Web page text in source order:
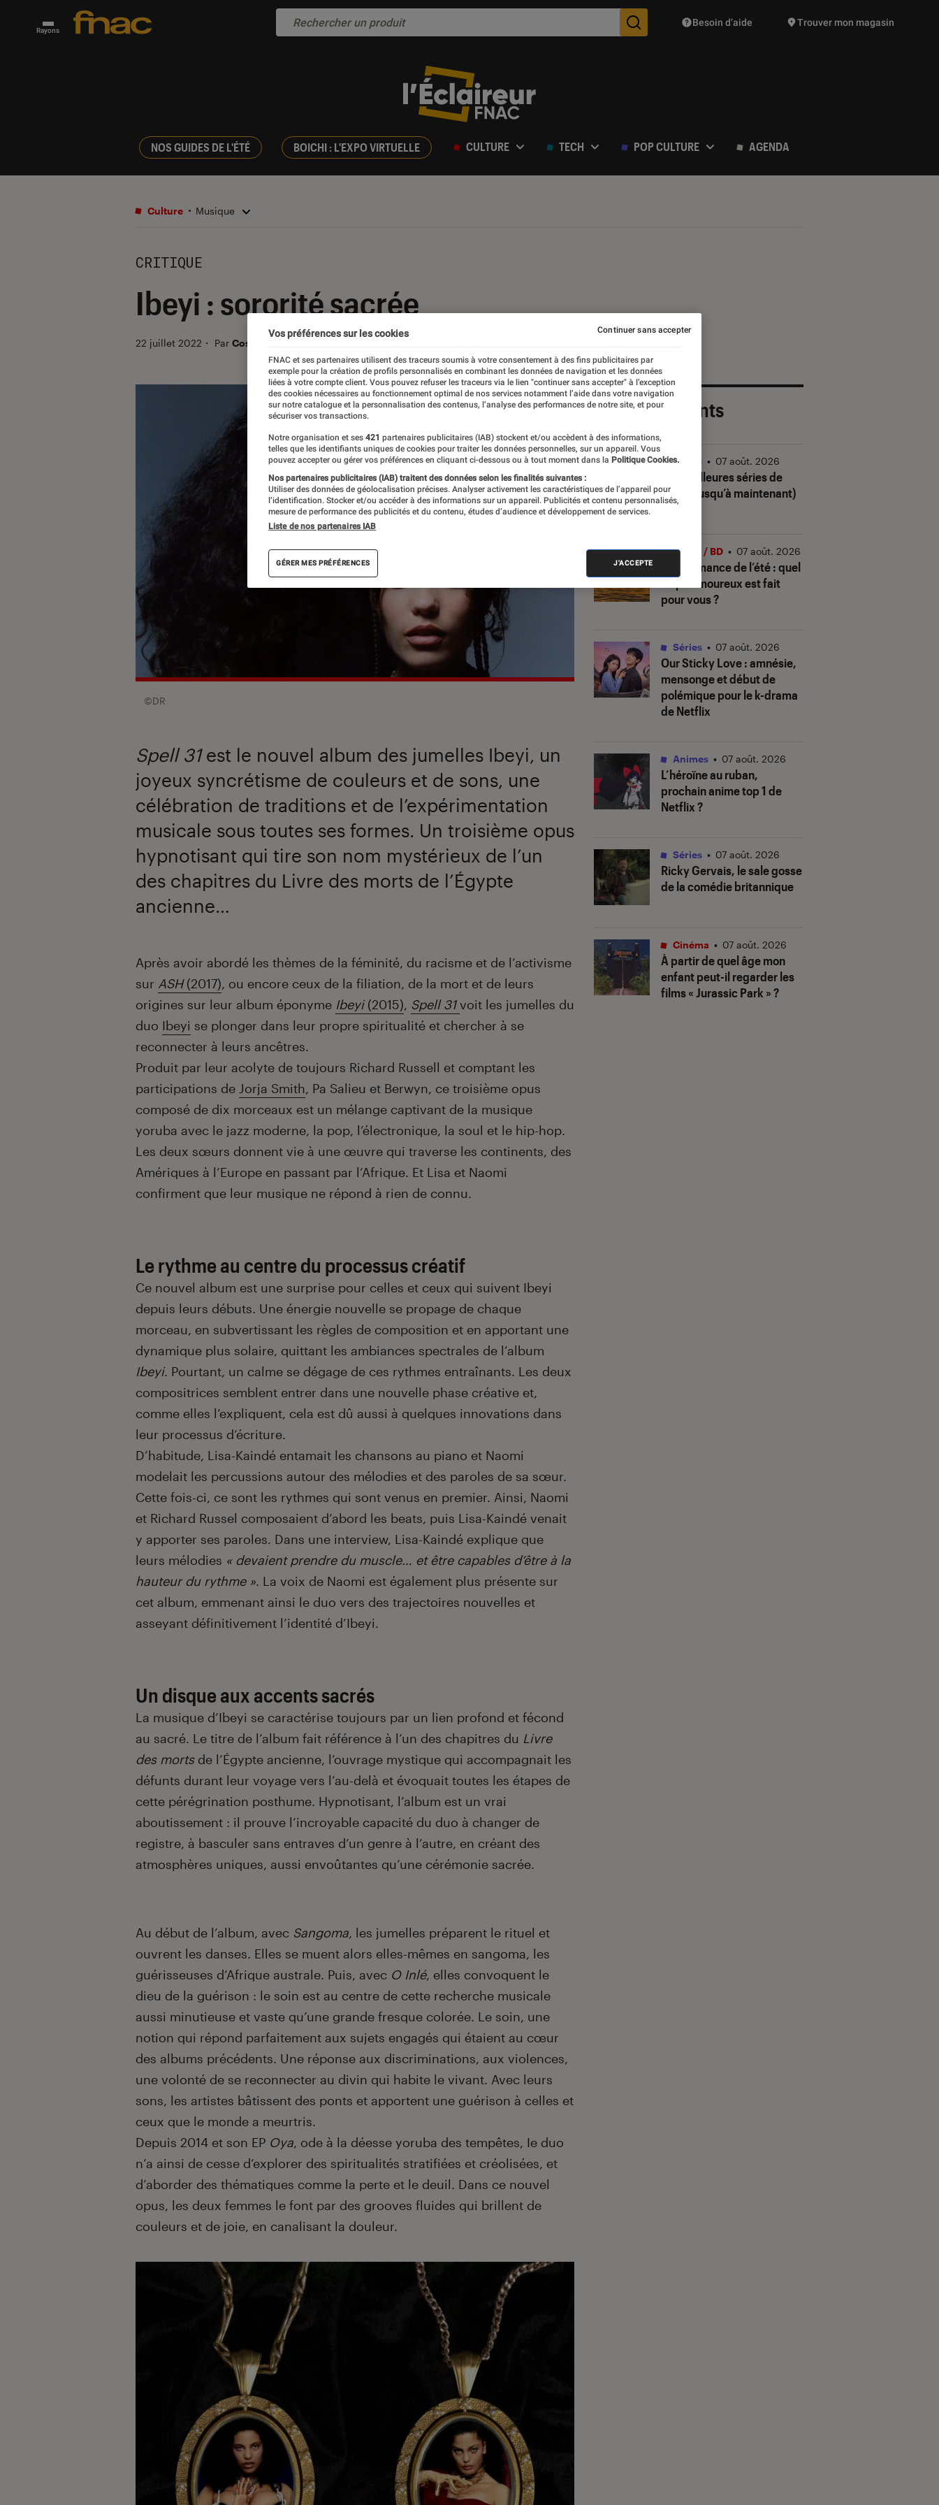
Rayons Des suggestions de produits vont vous être proposées
Besoin d’aide Trouver mon magasin
NOS GUIDES DE L'ÉTÉ BOICHI : L'EXPO VIRTUELLE CULTURE TECH POP CULTURE AGENDA
Culture Musique
CRITIQUE
Ibeyi : sororité sacrée
22 juillet 2022 ・ Par Costanza Spina
©DR
Spell 31est le nouvel album des jumelles Ibeyi, un
joyeux syncrétisme de couleurs et de sons, une
célébration de traditions et de l’expérimentation
musicale sous toutes ses formes. Un troisième opus
hypnotisant qui tire son nom mystérieux de l’un
des chapitres du Livre des morts de l’Égypte
ancienne…
Introduction
Après avoir abordé les thèmes de la féminité, du racisme et de l’activisme
sur ASH(2017), ou encore ceux de la filiation, de la mort et de leurs
origines sur leur album éponyme Ibeyi(2015), Spell 31 voit les jumelles du
duo Ibeyi se plonger dans leur propre spiritualité et chercher à se
reconnecter à leurs ancêtres.
Produit par leur acolyte de toujours Richard Russell et comptant les
participations de Jorja Smith, Pa Salieu et Berwyn, ce troisième opus
composé de dix morceaux est un mélange captivant de la musique
yoruba avec le jazz moderne, la pop, l’électronique, la soul et le hip-hop.
Les deux sœurs donnent vie à une œuvre qui traverse les continents, des
Amériques à l’Europe en passant par l’Afrique. Et Lisa et Naomi
confirment que leur musique ne répond à rien de connu.
Le rythme au centre du processus créatif
Ce nouvel album est une surprise pour celles et ceux qui suivent Ibeyi
depuis leurs débuts. Une énergie nouvelle se propage de chaque
morceau, en subvertissant les règles de composition et en apportant une
dynamique plus solaire, quittant les ambiances spectrales de l’album
Ibeyi. Pourtant, un calme se dégage de ces rythmes entraînants. Les deux
compositrices semblent entrer dans une nouvelle phase créative et,
comme elles l’expliquent, cela est dû aussi à quelques innovations dans
leur processus d’écriture.
D’habitude, Lisa-Kaindé entamait les chansons au piano et Naomi
modelait les percussions autour des mélodies et des paroles de sa sœur.
Cette fois-ci, ce sont les rythmes qui sont venus en premier. Ainsi, Naomi
et Richard Russel composaient d’abord les beats, puis Lisa-Kaindé venait
y apporter ses paroles. Dans une interview, Lisa-Kaindé explique que
leurs mélodies « devaient prendre du muscle… et être capables d’être à la
hauteur du rythme ». La voix de Naomi est également plus présente sur
cet album, emmenant ainsi le duo vers des trajectoires nouvelles et
asseyant définitivement l’identité d’Ibeyi.
Un disque aux accents sacrés
La musique d’Ibeyi se caractérise toujours par un lien profond et fécond
au sacré. Le titre de l’album fait référence à l’un des chapitres du Livre
des mortsde l’Égypte ancienne, l’ouvrage mystique qui accompagnait les
défunts durant leur voyage vers l’au-delà et évoquait toutes les étapes de
cette pérégrination posthume. Hypnotisant, l’album est un vrai
aboutissement : il prouve l’incroyable capacité du duo à changer de
registre, à basculer sans entraves d’un genre à l’autre, en créant des
atmosphères uniques, aussi envoûtantes qu’une cérémonie sacrée.
Au début de l’album, avec Sangoma, les jumelles préparent le rituel et
ouvrent les danses. Elles se muent alors elles-mêmes en sangoma, les
guérisseuses d’Afrique australe. Puis, avec O Inlé, elles convoquent le
dieu de la guérison : le soin est au centre de cette recherche musicale
aussi minutieuse et vaste qu’une grande fresque colorée. Le soin, une
notion qui répond parfaitement aux sujets engagés qui étaient au cœur
des albums précédents. Une réponse aux discriminations, aux violences,
une volonté de se reconnecter au divin qui habite le vivant. Avec leurs
sons, les artistes bâtissent des ponts et apportent une guérison à celles et
ceux que le monde a meurtris.
Depuis 2014 et son EP Oya, ode à la déesse yoruba des tempêtes, Ie duo
n’a ainsi de cesse d’explorer des spiritualités stratifiées et créolisées, et
d’aborder des thématiques comme la perte et le deuil. Dans ce nouvel
opus, les deux femmes le font par des grooves fluides qui brillent de
couleurs et de joie, en canalisant la douleur.
Les plus récents
Les meilleures séries de
2026 (jusqu’à maintenant)
Séries • 07 août. 2026
Quiz romance de l’été : quel
trope amoureux est fait
pour vous ?
Livres / BD • 07 août. 2026
Our Sticky Love: amnésie,
mensonge et début de
polémique pour le k-drama
de Netflix
Séries • 07 août. 2026
L’héroïne au ruban,
prochain anime top 1 de
Netflix ?
Animes • 07 août. 2026
Ricky Gervais, le sale gosse
de la comédie britannique
Séries • 07 août. 2026
À partir de quel âge mon
enfant peut-il regarder les
films « Jurassic Park » ?
Cinéma • 07 août. 2026
Vos préférences sur les cookies
FNAC et ses partenaires utilisent des traceurs soumis à votre consentement à des fins publicitaires par
exemple pour la création de profils personnalisés en combinant les données de navigation et les données
liées à votre compte client. Vous pouvez refuser les traceurs via le lien "continuer sans accepter" à l’exception
des cookies nécessaires au fonctionnement optimal de nos services notamment l’aide dans votre navigation
sur notre catalogue et la personnalisation des contenus, l’analyse des performances de notre site, et pour
sécuriser vos transactions.
Notre organisation et ses 421 partenaires publicitaires (IAB) stockent et/ou accèdent à des informations,
telles que les identifiants uniques de cookies pour traiter les données personnelles, sur un appareil. Vous
pouvez accepter ou gérer vos préférences en cliquant ci-dessous ou à tout moment dans la Politique Cookies.
Nos partenaires publicitaires (IAB) traitent des données selon les finalités suivantes :
Utiliser des données de géolocalisation précises. Analyser activement les caractéristiques de l’appareil pour
l’identification. Stocker et/ou accéder à des informations sur un appareil. Publicités et contenu personnalisés,
mesure de performance des publicités et du contenu, études d’audience et développement de services.
Liste de nos partenaires IAB
GÉRER MES PRÉFÉRENCES J'ACCEPTE
Continuer sans accepter